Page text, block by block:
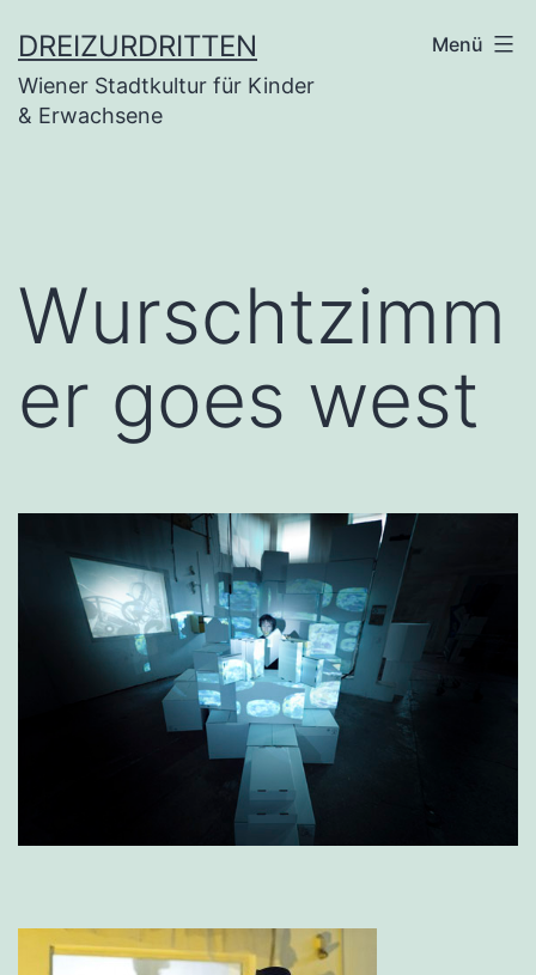
Inhalt
springen
DREIZURDRITTEN
Wiener Stadtkultur für Kinder
& Erwachsene
Menü
Wurschtzimm
er goes west